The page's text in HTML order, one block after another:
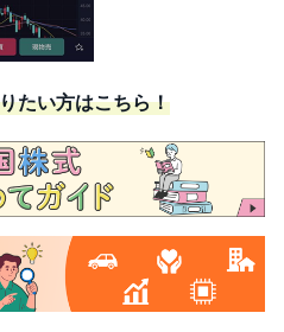
たい方はこちら！